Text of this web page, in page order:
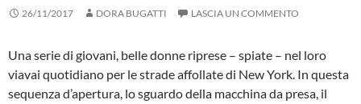
26/11/2017 DORA BUGATTI LASCIA UN COMMENTO
Una serie di giovani, belle donne riprese – spiate – nel loro
viavai quotidiano per le strade affollate di New York. In questa
sequenza d’apertura, lo sguardo della macchina da presa, il